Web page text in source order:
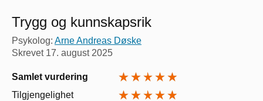
Trygg og kunnskapsrik
Psykolog: Arne Andreas Døske
Skrevet 17. august 2025
Samlet vurdering
Tilgjengelighet